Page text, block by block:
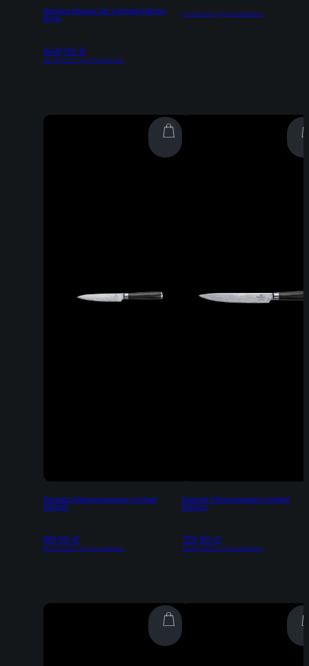
Damast Messer Set Limited Edition,
6-tlg.
649,95 €
Inkl. 19% MwSt | zzgl. Versandkosten
Inkl. 19% MwSt | zzgl. Versandkosten
Damast Allzweckmesser Limited
Edition
89,95 €
Inkl. 19% MwSt | zzgl. Versandkosten
Damast Fleischmesser Limited
Edition
129,95 €
Inkl. 19% MwSt | zzgl. Versandkosten